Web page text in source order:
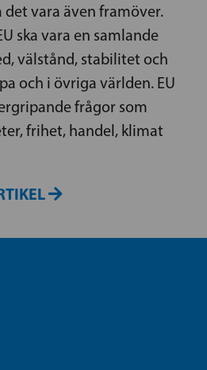
det vara även framöver.
ska vara en samlande
välstånd, stabilitet och
och i övriga världen. EU
frågor som
frihet, handel, klimat